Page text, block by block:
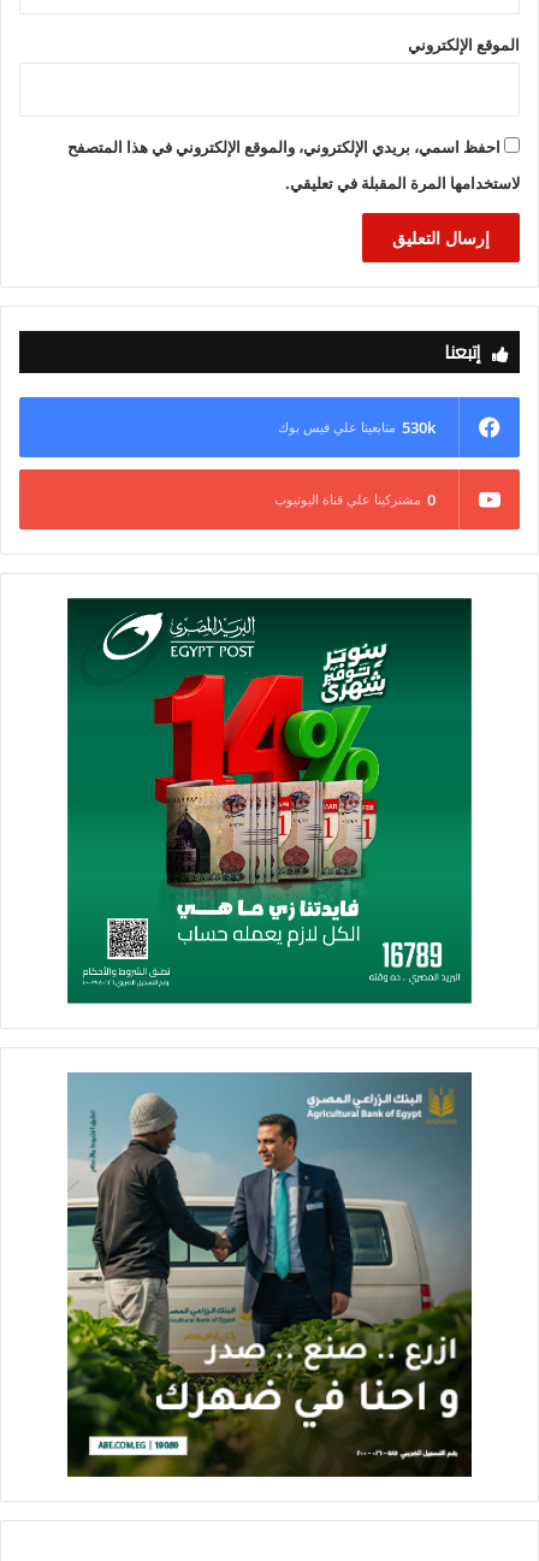
الموقع الإلكتروني
احفظ اسمي، بريدي الإلكتروني، والموقع الإلكتروني في هذا المتصفح
لاستخدامها المرة المقبلة في تعليقي.
إتبعنا
530k متابعينا علي فيس بوك
0 مشتركينا علي قناة اليوتيوب